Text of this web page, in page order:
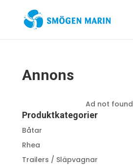
Annons
Ad not found
Produktkategorier
Båtar
Rhea
Trailers / Släpvagnar